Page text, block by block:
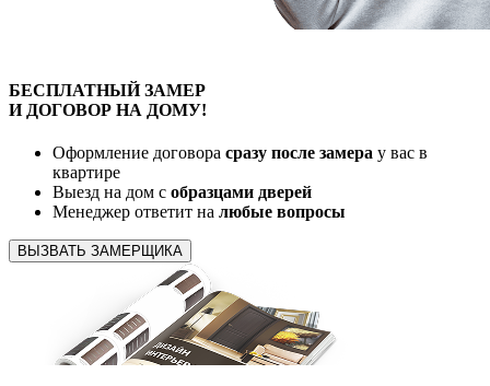
БЕСПЛАТНЫЙЗАМЕР
И ДОГОВОР НА ДОМУ!
Оформление договора сразу после замера у вас в
квартире
Выезд на дом с образцами дверей
Менеджер ответит на любые вопросы
ВЫЗВАТЬ ЗАМЕРЩИКА